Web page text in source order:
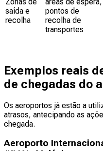
saída e
recolha
pontos de
recolha de
transportes
Exemplos reais
de chegadas do
Os aeroportos já estão a
atrasos, antecipando as
chegada.
Aeroporto